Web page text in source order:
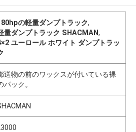
の軽量ダンプトラック,
量ダンプトラック SHACMAN,
ユーロール ホワイト ダンプトラッ
送物の前のワックスが付いている裸
パック。